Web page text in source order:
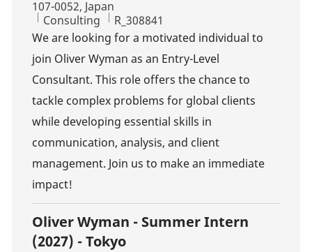
107-0052, Japan
Category
Consulting Job Id
R_308841
We are looking for a motivated individual to
join Oliver Wyman as an Entry-Level
Consultant. This role offers the chance to
tackle complex problems for global clients
while developing essential skills in
communication, analysis, and client
management. Join us to make an immediate
impact!
Oliver Wyman - Summer Intern
(2027) - Tokyo